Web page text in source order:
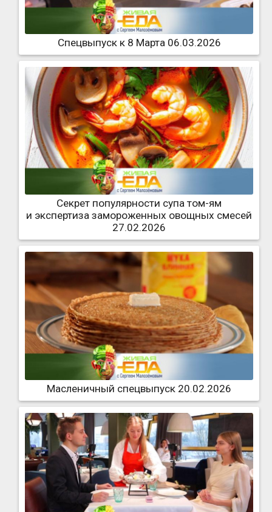
Спецвыпуск к 8 Марта 06.03.2026
Секрет популярности супа том-ям
и экспертиза замороженных овощных смесей
27.02.2026
Масленичный спецвыпуск 20.02.2026